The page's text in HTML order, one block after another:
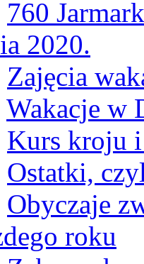
760
2020.
Zajęcia
Wakacje w
Kurs kroju i
Ostatki,
Obyczaje
roku